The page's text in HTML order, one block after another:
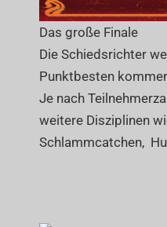
Das große Finale
Die Schiedsrichter
Punktbesten
Je nach
weitere Disziplinen
Schlammcatchen,